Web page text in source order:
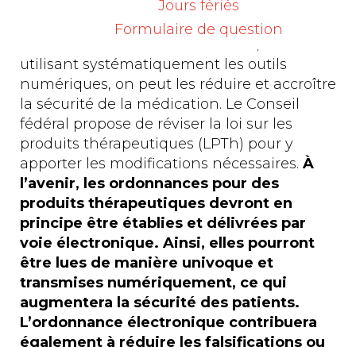
Jours fériés
Formulaire de question
La prescription, la remise et la prise de
médicaments peuvent donner lieu à des
utilisant systématiquement les outils
numériques, on peut les réduire et accroître
la sécurité de la médication. Le Conseil
fédéral propose de réviser la loi sur les
produits thérapeutiques (LPTh) pour y
apporter les modifications nécessaires. À
l’avenir, les ordonnances pour des
produits thérapeutiques devront en
principe être établies et délivrées par
voie électronique. Ainsi, elles pourront
être lues de manière univoque et
transmises numériquement, ce qui
augmentera la sécurité des patients.
L’ordonnance électronique contribuera
également à réduire les falsifications ou